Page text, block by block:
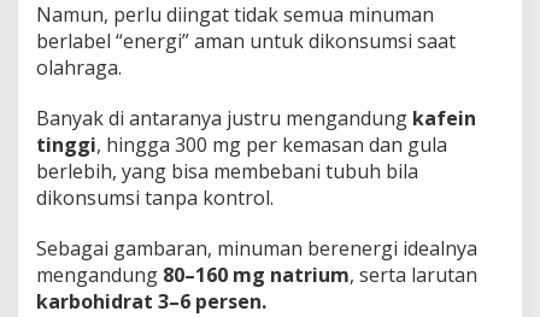
Namun, perlu diingat tidak semua minuman
berlabel “energi” aman untuk dikonsumsi saat
olahraga.
Banyak di antaranya justru mengandung kafein
tinggi, hingga 300 mg per kemasan dan gula
berlebih, yang bisa membebani tubuh bila
dikonsumsi tanpa kontrol.
Sebagai gambaran, minuman berenergi idealnya
mengandung 80–160 mg natrium, serta larutan
karbohidrat 3–6 persen.